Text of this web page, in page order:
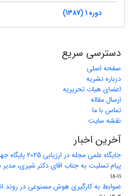
دوره 1 (1387)
دسترسی سریع
صفحه اصلی
درباره نشریه
اعضای هیات تحریریه
ارسال مقاله
تماس با ما
نقشه سایت
آخرین اخبار
جایگاه علمی مجله در ارزیابی 2025 پایگاه جهانی سایمگو
پیام تسلیت به جناب اقای دکتر شیری،
11-18
ضوابط به کارگیری هوش مصنوعی در روند